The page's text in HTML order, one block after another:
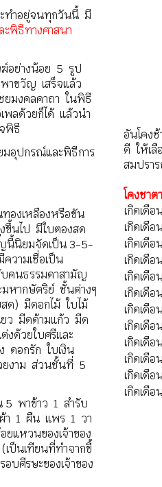
ทำอยู่จนทุกวันนี้ มี
พิธีทางศาสนา
อย่างน้อย 5 รูป
าขวัญ เสร็จแล้ว
มงคลคาถา ในพิธี
พลด้วยก็ได้ แล้วนำ
พิธี
มอุปกรณ์และพิธีการ
องเหลืองหรือขัน
ขึ้นไป มีใบตองสด
นี้นิยมจัดเป็น 3-5-
วามเชื่อเป็น
คนธรรมดาสามัญ
หากษัตริย์ ชั้นต่างๆ
ด) มีดอกไม้ ใบไม้
ว มีดด้ามแก้ว มีด
ด้วยใบศรีและ
ดอกรัก ใบเงิน
ยงาม ส่วนชั้นที่ 5
5 พาข้าว 1 สำรับ
า 1 ผืน แพร 1 วา
แหวนของเจ้าของ
ป็นเทียนที่ทำจากขี้
บศีรษะของเจ้าของ
อันโคง
ดี ให้เ
สมปรา
โคงชาต
เกิดเดือ
เกิดเดือ
เกิดเดื
เกิดเดื
เกิดเดื
เกิดเดื
เกิดเดื
เกิดเดื
เกิดเดื
เกิดเดื
เกิดเดือ
เกิดเดือ